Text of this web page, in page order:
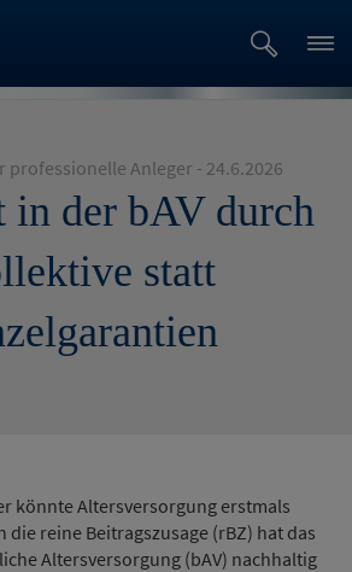
Anleger - 24.6.2026
in der bAV durch
statt
könnte Altersversorgung erstmals
reine Beitragszusage (rBZ) hat das
Altersversorgung (bAV) nachhaltig